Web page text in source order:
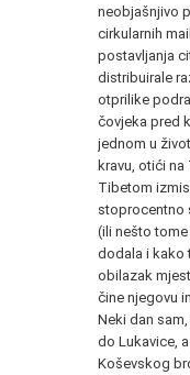
neobjašnjivo
cirkularnih
postavljanja
distribuirale
otprilike
čovjeka pred
jednom u
kravu, otići
Tibetom
stoprocentno
(ili nešto
dodala i kako
obilazak
čine njegovu
Neki dan
do Lukavice,
Koševskog